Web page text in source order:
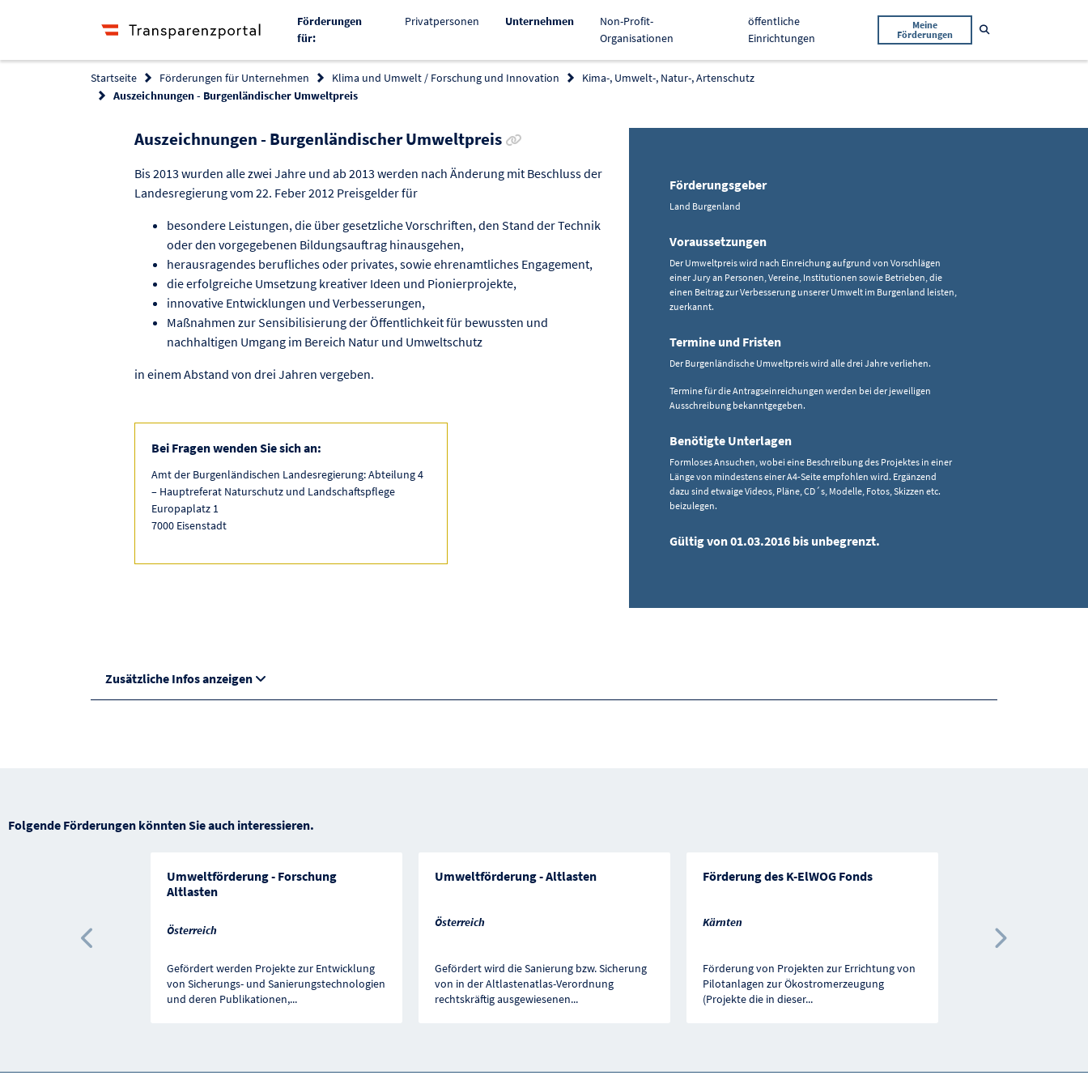
Förderungen
für:
Privatpersonen UnternehmenAktiv Non-Profit-
Organisationen
öffentliche
Einrichtungen
Meine
Förderungen
Startseite Förderungen für Unternehmen Klima und Umwelt / Forschung und Innovation
Kima-, Umwelt-, Natur-, Artenschutz
Auszeichnungen - Burgenländischer Umweltpreis
Auszeichnungen - Burgenländischer Umweltpreis Link zur Förderung kopieren
Bis 2013 wurden alle zwei Jahre und ab 2013 werden nach Änderung mit Beschluss der
Landesregierung vom 22. Feber 2012 Preisgelder für
besondere Leistungen, die über gesetzliche Vorschriften, den Stand der Technik
oder den vorgegebenen Bildungsauftrag hinausgehen,
herausragendes berufliches oder privates, sowie ehrenamtliches Engagement,
die erfolgreiche Umsetzung kreativer Ideen und Pionierprojekte,
innovative Entwicklungen und Verbesserungen,
Maßnahmen zur Sensibilisierung der Öffentlichkeit für bewussten und
nachhaltigen Umgang im Bereich Natur und Umweltschutz
in einem Abstand von drei Jahren vergeben.
Bei Fragen wenden Sie sich an:
Amt der Burgenländischen Landesregierung: Abteilung 4
– Hauptreferat Naturschutz und Landschaftspflege
Europaplatz 1
7000 Eisenstadt
Förderungsgeber
Land Burgenland
Voraussetzungen
Der Umweltpreis wird nach Einreichung aufgrund von Vorschlägen
einer Jury an Personen, Vereine, Institutionen sowie Betrieben, die
einen Beitrag zur Verbesserung unserer Umwelt im Burgenland leisten,
zuerkannt.
Termine und Fristen
Der Burgenländische Umweltpreis wird alle drei Jahre verliehen.
Termine für die Antragseinreichungen werden bei der jeweiligen
Ausschreibung bekanntgegeben.
Benötigte Unterlagen
Formloses Ansuchen, wobei eine Beschreibung des Projektes in einer
Länge von mindestens einer A4-Seite empfohlen wird. Ergänzend
dazu sind etwaige Videos, Pläne, CD´s, Modelle, Fotos, Skizzen etc.
beizulegen.
Gültig von 01.03.2016 bis unbegrenzt.
Zusätzliche Infos anzeigen
Folgende Förderungen könnten Sie auch interessieren.
Umweltförderung - Forschung
Altlasten
Österreich
Gefördert werden Projekte zur Entwicklung
von Sicherungs- und Sanierungstechnologien
und deren Publikationen,...
Umweltförderung - Altlasten
Österreich
Gefördert wird die Sanierung bzw. Sicherung
von in der Altlastenatlas-Verordnung
rechtskräftig ausgewiesenen...
Förderung des K-ElWOG Fonds
Kärnten
Förderung von Projekten zur Errichtung von
Pilotanlagen zur Ökostromerzeugung
(Projekte die in dieser...
Vorarlberg
Vorherige Förderung Nächste